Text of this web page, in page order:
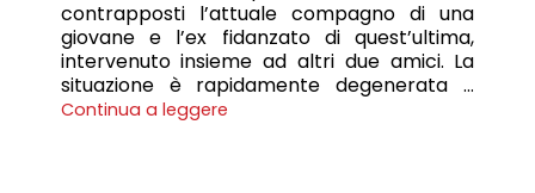
contrapposti l’attuale compagno di una
giovane e l’ex fidanzato di quest’ultima,
intervenuto insieme ad altri due amici. La
situazione è rapidamente degenerata …
Continua a leggere